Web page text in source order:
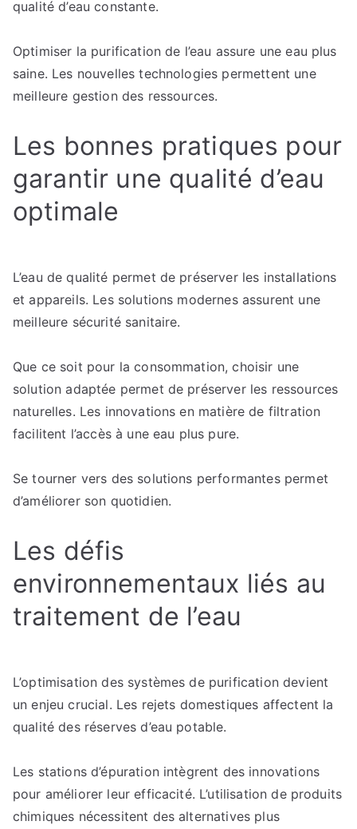
qualité d’eau constante.
Optimiser la purification de l’eau assure une eau plus
saine. Les nouvelles technologies permettent une
meilleure gestion des ressources.
Les bonnes pratiques pour
garantir une qualité d’eau
optimale
L’eau de qualité permet de préserver les installations
et appareils. Les solutions modernes assurent une
meilleure sécurité sanitaire.
Que ce soit pour la consommation, choisir une
solution adaptée permet de préserver les ressources
naturelles. Les innovations en matière de filtration
facilitent l’accès à une eau plus pure.
Se tourner vers des solutions performantes permet
d’améliorer son quotidien.
Les défis
environnementaux liés au
traitement de l’eau
L’optimisation des systèmes de purification devient
un enjeu crucial. Les rejets domestiques affectent la
qualité des réserves d’eau potable.
Les stations d’épuration intègrent des innovations
pour améliorer leur efficacité. L’utilisation de produits
chimiques nécessitent des alternatives plus